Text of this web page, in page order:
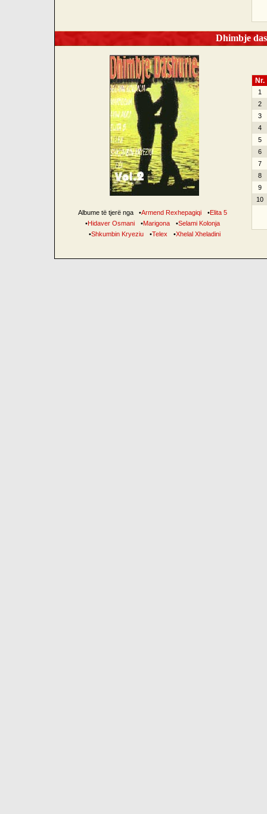
Dhimbje
Albume të tjerë nga •Armend Rexhepagiqi •Elita 5
•Hidaver Osmani •Marigona •Selami Kolonja
•Shkumbin Kryeziu •Telex •Xhelal Xheladini
Nr.
1
2
3
4
5
6
7
8
9
10